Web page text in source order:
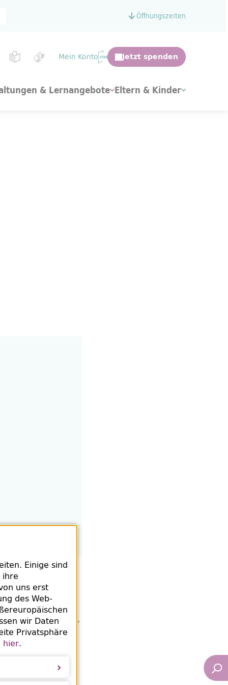
Öffnungszeiten
Mein Konto
& Lernangebote Eltern & Kinder
zu Information,
Einige sind
uns erst
desWeb-
wir Daten
Privatsphäre
hier.